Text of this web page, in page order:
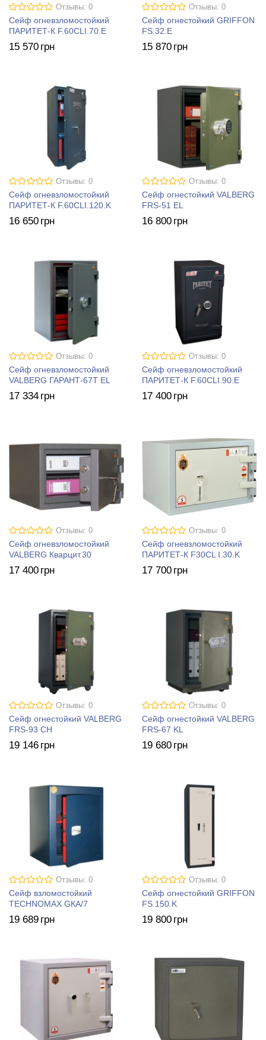
Отзывы: 0
Сейф огневзломостойкий
ПАРИТЕТ-К F.60CLI.70.E
15 570 грн
Отзывы: 0
Сейф огнестойкий GRIFFON
FS.32.E
15 870 грн
Отзывы: 0
Сейф огневзломостойкий
ПАРИТЕТ-К F.60CLI.120.K
16 650 грн
Отзывы: 0
Сейф огнестойкий VALBERG
FRS-51 EL
16 800 грн
Отзывы: 0
Сейф огневзломостойкий
VALBERG ГАРАНТ-67T EL
17 334 грн
Отзывы: 0
Сейф огневзломостойкий
ПАРИТЕТ-К F.60CLI.90.E
17 400 грн
Отзывы: 0
Сейф огневзломостойкий
VALBERG Кварцит.30
17 400 грн
Отзывы: 0
Сейф огневзломостойкий
ПАРИТЕТ-К F30CL I.30.K
17 700 грн
Отзывы: 0
Сейф огнестойкий VALBERG
FRS-93 CH
19 146 грн
Отзывы: 0
Сейф огнестойкий VALBERG
FRS-67 KL
19 680 грн
Отзывы: 0
Сейф взломостойкий
TECHNOMAX GКА/7
19 689 грн
Отзывы: 0
Сейф огнестойкий GRIFFON
FS.150.K
19 800 грн